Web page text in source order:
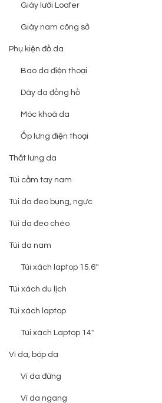
Giày lười Loafer
Giày nam công sở
Phụ kiện đồ da
Bao da điện thoại
Dây da đồng hồ
Móc khoá da
Ốp lưng điện thoại
Thắt lưng da
Túi cầm tay nam
Túi da đeo bụng, ngực
Túi da đeo chéo
Túi da nam
Túi xách laptop 15.6''
Túi xách du lịch
Túi xách laptop
Túi xách Laptop 14''
Ví da, bóp da
Ví da đứng
Ví da ngang